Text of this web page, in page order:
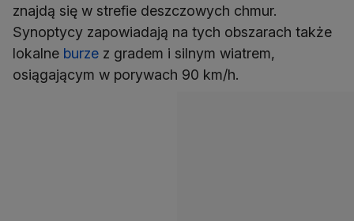
znajdą się w strefie deszczowych chmur.
Synoptycy zapowiadają na tych obszarach także
lokalne burze z gradem i silnym wiatrem,
osiągającym w porywach 90 km/h.